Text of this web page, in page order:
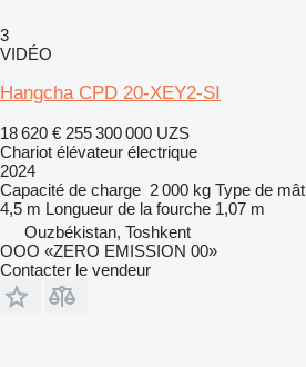
3
VIDÉO
Hangcha CPD 20-XEY2-SI
18 620 € 255 300 000 UZS
Chariot élévateur électrique
2024
Capacité de charge 2 000 kg Type de mât
4,5 m Longueur de la fourche 1,07 m
Ouzbékistan, Toshkent
OOO «ZERO EMISSION 00»
Contacter le vendeur